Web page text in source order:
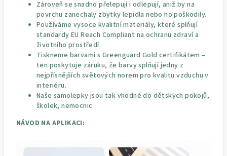
Zároveň se snadno přelepují i odlepují, aniž by na
povrchu zanechaly zbytky lepidla nebo ho poškodily.
Používáme vysoce kvalitní materiály, které splňují
standardy EU Reach Compliant na ochranu zdraví a
životního prostředí.
Tiskneme barvami s Greenguard Gold certifikátem –
ten poskytuje záruku, že barvy splňují jedny z
nejpřísnějších světových norem pro kvalitu vzduchu v
interiéru.
Naše samolepky jsou tak vhodné do dětských pokojů,
školek, nemocnic
NÁVOD NA APLIKACI: